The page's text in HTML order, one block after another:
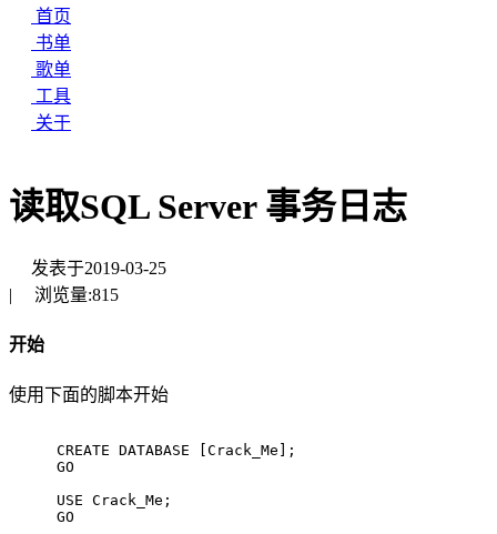
首页
书单
歌单
工具
关于
读取SQL Server 事务日志
发表于2019-03-25
|
浏览量:815
开始
使用下面的脚本开始
CREATE DATABASE [Crack_Me];
GO
USE Crack_Me;
GO